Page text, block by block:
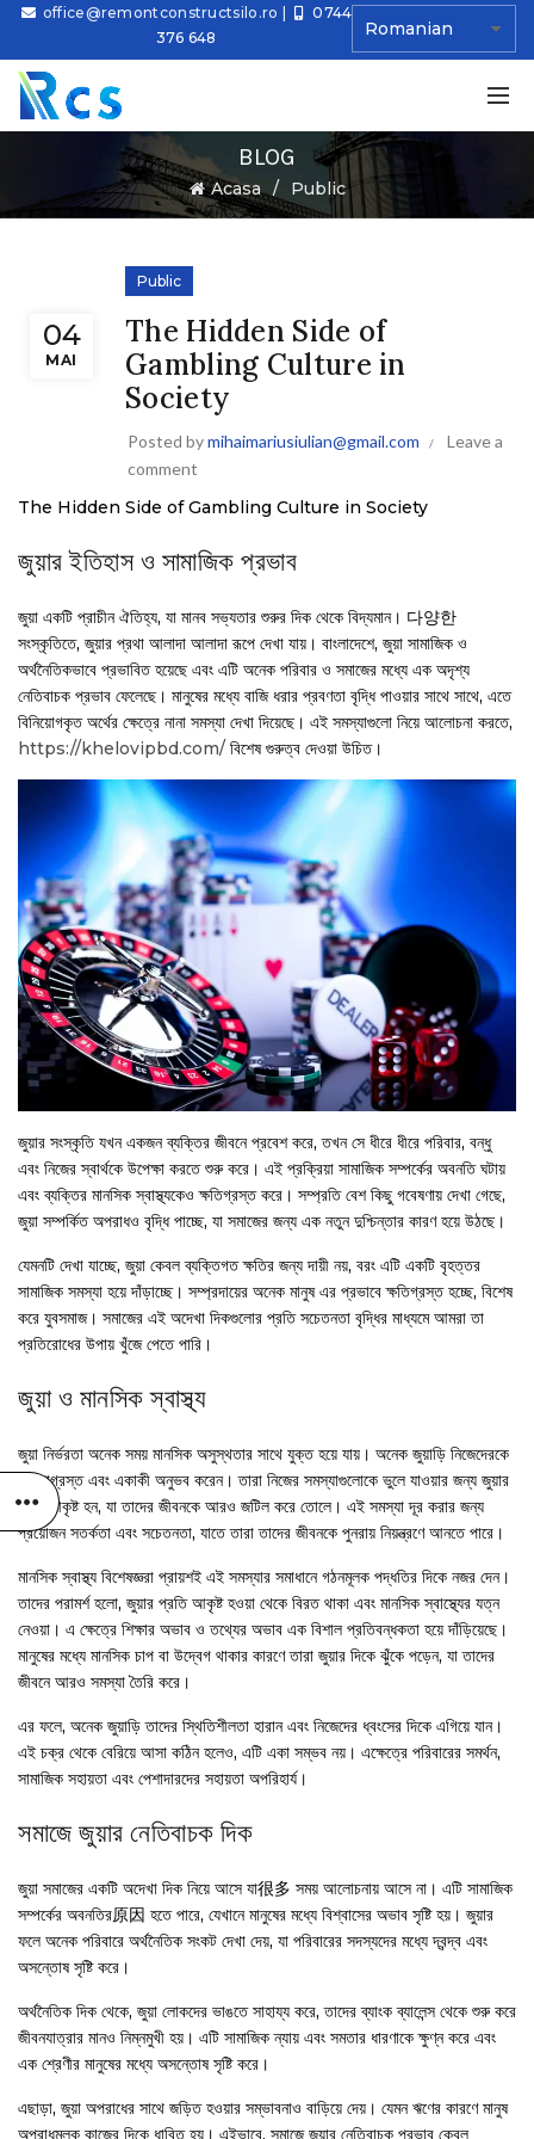
office@remontconstructsilo.ro
0744
376 648
BLOG
Acasa Public
04
MAI
Public
The Hidden Side of
Gambling Culture in
Society
Posted bymihaimariusiulian@gmail.com
Leave a
comment
The Hidden Side of Gambling Culture in Society
জুয়ার ইতিহাস ও সামাজিক প্রভাব
জুয়া একটি প্রাচীন ঐতিহ্য, যা মানব সভ্যতার শুরুর দিক থেকে বিদ্যমান। 다양한
সংস্কৃতিতে, জুয়ার প্রথা আলাদা আলাদা রূপে দেখা যায়। বাংলাদেশে, জুয়া সামাজিক ও
অর্থনৈতিকভাবে প্রভাবিত হয়েছে এবং এটি অনেক পরিবার ও সমাজের মধ্যে এক অদৃশ্য
নেতিবাচক প্রভাব ফেলেছে। মানুষের মধ্যে বাজি ধরার প্রবণতা বৃদ্ধি পাওয়ার সাথে সাথে, এতে
বিনিয়োগকৃত অর্থের ক্ষেত্রে নানা সমস্যা দেখা দিয়েছে। এই সমস্যাগুলো নিয়ে আলোচনা করতে,
https://khelovipbd.com/ বিশেষ গুরুত্ব দেওয়া উচিত।
জুয়ার সংস্কৃতি যখন একজন ব্যক্তির জীবনে প্রবেশ করে, তখন সে ধীরে ধীরে পরিবার, বন্ধু
এবং নিজের স্বার্থকে উপেক্ষা করতে শুরু করে। এই প্রক্রিয়া সামাজিক সম্পর্কের অবনতি ঘটায়
এবং ব্যক্তির মানসিক স্বাস্থ্যকেও ক্ষতিগ্রস্ত করে। সম্প্রতি বেশ কিছু গবেষণায় দেখা গেছে,
জুয়া সম্পর্কিত অপরাধও বৃদ্ধি পাচ্ছে, যা সমাজের জন্য এক নতুন দুশ্চিন্তার কারণ হয়ে উঠছে।
যেমনটি দেখা যাচ্ছে, জুয়া কেবল ব্যক্তিগত ক্ষতির জন্য দায়ী নয়, বরং এটি একটি বৃহত্তর
সামাজিক সমস্যা হয়ে দাঁড়াচ্ছে। সম্প্রদায়ের অনেক মানুষ এর প্রভাবে ক্ষতিগ্রস্ত হচ্ছে, বিশেষ
করে যুবসমাজ। সমাজের এই অদেখা দিকগুলোর প্রতি সচেতনতা বৃদ্ধির মাধ্যমে আমরা তা
প্রতিরোধের উপায় খুঁজে পেতে পারি।
জুয়া ও মানসিক স্বাস্থ্য
জুয়া নির্ভরতা অনেক সময় মানসিক অসুস্থতার সাথে যুক্ত হয়ে যায়। অনেক জুয়াড়ি নিজেদেরকে
হতাশাগ্রস্ত এবং একাকী অনুভব করেন। তারা নিজের সমস্যাগুলোকে ভুলে যাওয়ার জন্য জুয়ার
দিকে আকৃষ্ট হন, যা তাদের জীবনকে আরও জটিল করে তোলে। এই সমস্যা দূর করার জন্য
প্রয়োজন সতর্কতা এবং সচেতনতা, যাতে তারা তাদের জীবনকে পুনরায় নিয়ন্ত্রণে আনতে পারে।
মানসিক স্বাস্থ্য বিশেষজ্ঞরা প্রায়শই এই সমস্যার সমাধানে গঠনমূলক পদ্ধতির দিকে নজর দেন।
তাদের পরামর্শ হলো, জুয়ার প্রতি আকৃষ্ট হওয়া থেকে বিরত থাকা এবং মানসিক স্বাস্থ্যের যত্ন
নেওয়া। এ ক্ষেত্রে শিক্ষার অভাব ও তথ্যের অভাব এক বিশাল প্রতিবন্ধকতা হয়ে দাঁড়িয়েছে।
মানুষের মধ্যে মানসিক চাপ বা উদ্বেগ থাকার কারণে তারা জুয়ার দিকে ঝুঁকে পড়েন, যা তাদের
জীবনে আরও সমস্যা তৈরি করে।
এর ফলে, অনেক জুয়াড়ি তাদের স্থিতিশীলতা হারান এবং নিজেদের ধ্বংসের দিকে এগিয়ে যান।
এই চক্র থেকে বেরিয়ে আসা কঠিন হলেও, এটি একা সম্ভব নয়। এক্ষেত্রে পরিবারের সমর্থন,
সামাজিক সহায়তা এবং পেশাদারদের সহায়তা অপরিহার্য।
সমাজে জুয়ার নেতিবাচক দিক
জুয়া সমাজের একটি অদেখা দিক নিয়ে আসে যা很多 সময় আলোচনায় আসে না। এটি সামাজিক
সম্পর্কের অবনতির原因 হতে পারে, যেখানে মানুষের মধ্যে বিশ্বাসের অভাব সৃষ্টি হয়। জুয়ার
ফলে অনেক পরিবারে অর্থনৈতিক সংকট দেখা দেয়, যা পরিবারের সদস্যদের মধ্যে দ্বন্দ্ব এবং
অসন্তোষ সৃষ্টি করে।
অর্থনৈতিক দিক থেকে, জুয়া লোকদের ভাঙতে সাহায্য করে, তাদের ব্যাংক ব্যালেন্স থেকে শুরু করে
জীবনযাত্রার মানও নিম্নমুখী হয়। এটি সামাজিক ন্যায় এবং সমতার ধারণাকে ক্ষুণ্ন করে এবং
এক শ্রেণীর মানুষের মধ্যে অসন্তোষ সৃষ্টি করে।
এছাড়া, জুয়া অপরাধের সাথে জড়িত হওয়ার সম্ভাবনাও বাড়িয়ে দেয়। যেমন ঋণের কারণে মানুষ